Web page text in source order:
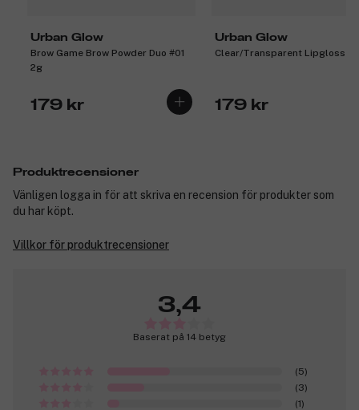
Urban Glow
Brow Game Brow Powder Duo #01
2g
179 kr
Urban Glow
Clear/Transparent Lipgloss
179 kr
Produktrecensioner
Vänligen logga in för att skriva en recension för produkter som
du har köpt.
Villkor för produktrecensioner
3,4
Baserat på 14 betyg
(5)
(3)
(1)